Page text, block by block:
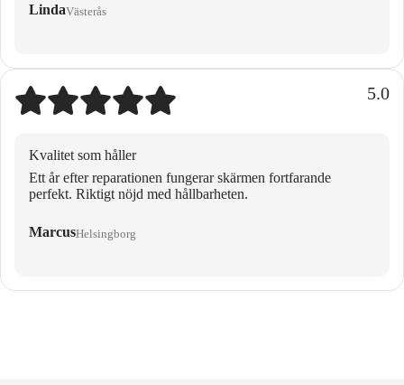
LindaVästerås
5.0
Kvalitet som håller
Ett år efter reparationen fungerar skärmen fortfarande
perfekt. Riktigt nöjd med hållbarheten.
MarcusHelsingborg